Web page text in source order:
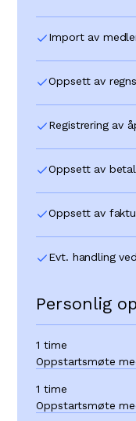
Import av
Oppsett av
Registrering av
Oppsett av
Oppsett av
Evt. handling
Personlig
Oppstartsmøte
1 time
Oppstartsmøte
1 time